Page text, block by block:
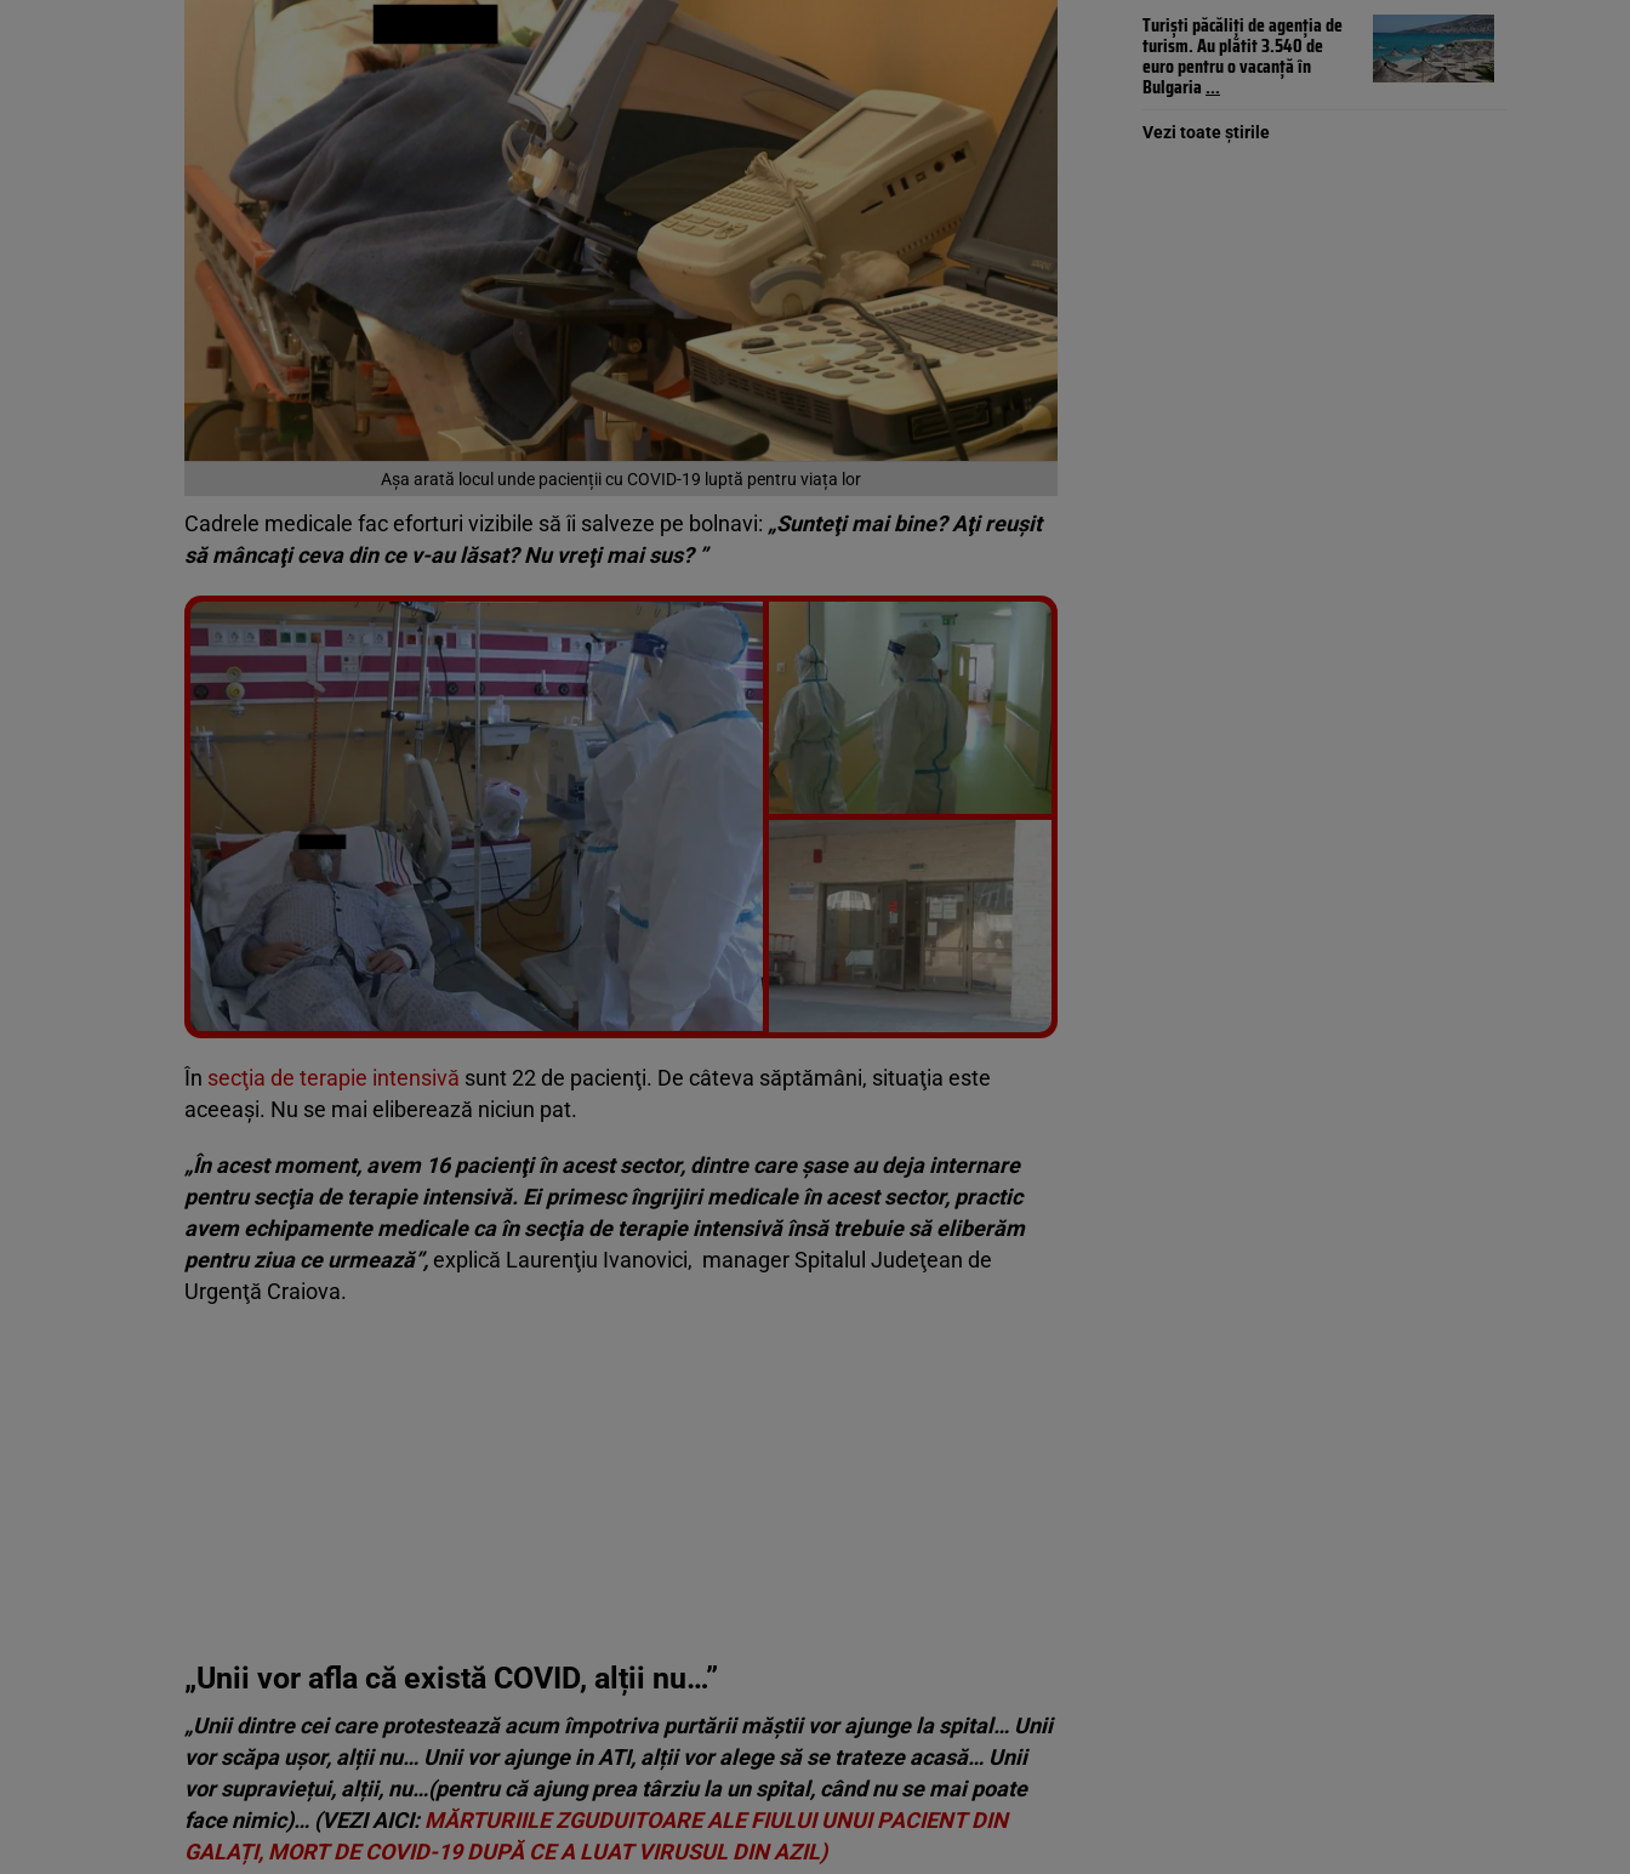
Așa arată locul unde pacienții cu COVID-19 luptă pentru viața lor
Cadrele medicale fac eforturi vizibile să îi salveze pe bolnavi: „Sunteţi mai bine? Aţi reuşit
să mâncaţi ceva din ce v-au lăsat? Nu vreţi mai sus? ”
Vezi galeria foto
11 poze
În secţia de terapie intensivă sunt 22 de pacienţi. De câteva săptămâni, situaţia este
aceeaşi. Nu se mai eliberează niciun pat.
„În acest moment, avem 16 pacienţi în acest sector, dintre care șase au deja internare
pentru secţia de terapie intensivă. Ei primesc îngrijiri medicale în acest sector, practic
avem echipamente medicale ca în secţia de terapie intensivă însă trebuie să eliberăm
pentru ziua ce urmează”, explică Laurenţiu Ivanovici, manager Spitalul Judeţean de
Urgenţă Craiova.
„Unii vor afla că există COVID, alții nu…”
„Unii dintre cei care protestează acum împotriva purtării măștii vor ajunge la spital… Unii
vor scăpa ușor, alții nu… Unii vor ajunge in ATI, alții vor alege să se trateze acasă… Unii
vor supraviețui, alții, nu…(pentru că ajung prea târziu la un spital, când nu se mai poate
face nimic)… (VEZI AICI:MĂRTURIILE ZGUDUITOARE ALE FIULUI UNUI PACIENT DIN
GALAȚI, MORT DE COVID-19 DUPĂ CE A LUAT VIRUSUL DIN AZIL)
Turiști păcăliți de agenția de
turism. Au plătit 3.540 de
euro pentru o vacanță în
Bulgaria...
Vezi toate știrile